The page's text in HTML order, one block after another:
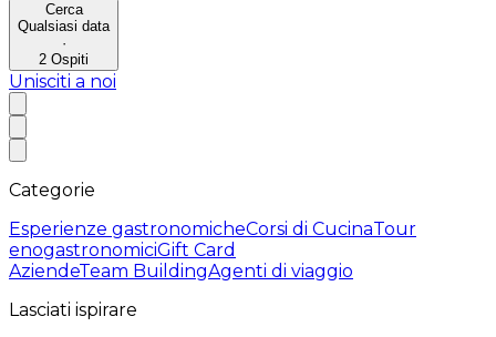
Cerca
Qualsiasi data
·
2 Ospiti
Unisciti a noi
Categorie
Esperienze gastronomicheCorsi di CucinaTour
enogastronomiciGift Card
AziendeTeam BuildingAgenti di viaggio
Lasciati ispirare